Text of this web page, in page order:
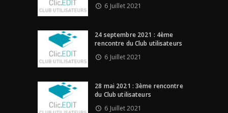
6 Juillet 2021
24 septembre 2021 : 4ème
rencontre du Club utilisateurs
6 Juillet 2021
28 mai 2021 : 3ème rencontre
du Club utilisateurs
6 Juillet 2021